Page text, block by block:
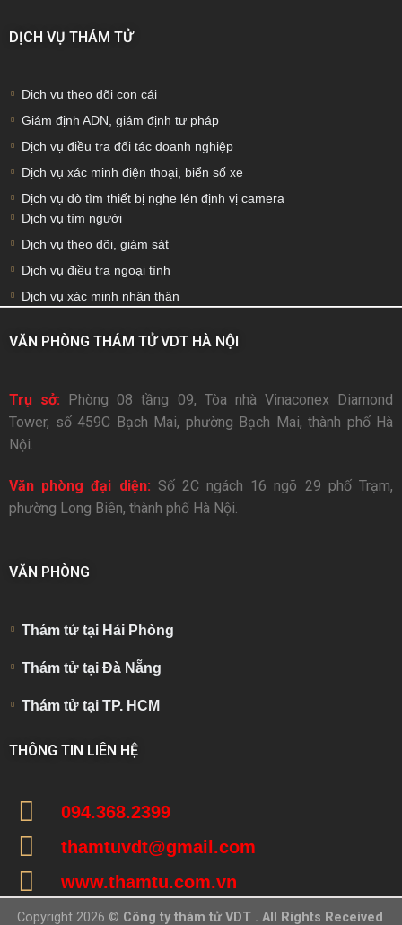
DỊCH VỤ THÁM TỬ
Dịch vụ theo dõi con cái
Giám định ADN, giám định tư pháp
Dịch vụ điều tra đối tác doanh nghiệp
Dịch vụ xác minh điện thoại, biển số xe
Dịch vụ dò tìm thiết bị nghe lén định vị camera
Dịch vụ tìm người
Dịch vụ theo dõi, giám sát
Dịch vụ điều tra ngoại tình
Dịch vụ xác minh nhân thân
VĂN PHÒNG THÁM TỬ VDT HÀ NỘI
Trụ sở: Phòng 08 tầng 09, Tòa nhà Vinaconex Diamond
Tower, số 459C Bạch Mai, phường Bạch Mai, thành phố Hà
Nội.
Văn phòng đại diện: Số 2C ngách 16 ngõ 29 phố Trạm,
phường Long Biên, thành phố Hà Nội.
VĂN PHÒNG
Thám tử tại Hải Phòng
Thám tử tại Đà Nẵng
Thám tử tại TP. HCM
THÔNG TIN LIÊN HỆ
094.368.2399
thamtuvdt@gmail.com
www.thamtu.com.vn
Copyright 2026 © Công ty thám tử VDT . All Rights Received .